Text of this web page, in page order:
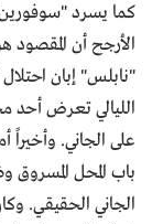
كما يسرد
الأرجح أن
"نابلس" إبان
الليالي تعرض أحد
على الجاني.
باب المحل
الجاني الحقيقي.